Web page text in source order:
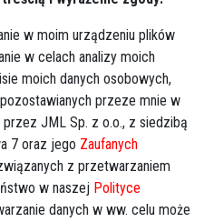
w moim urządzeniu plików
w celach analizy moich
moich danych osobowych,
przeze mnie w
JML Sp. z o.o., z siedzibą
7 oraz jego Zaufanych
z przetwarzaniem
w naszej Polityce
danych w ww. celu może